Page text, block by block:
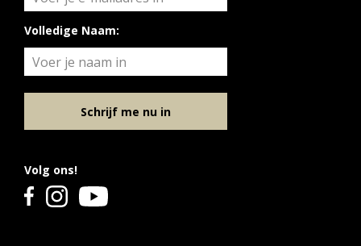
Volg ons!
Volledige Naam:
Schrijf me nu in